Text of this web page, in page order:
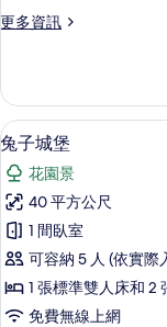
有
片
更多資訊
更
大
象
的
詳
情
顯
示
兔
子
城
堡
的
10
兔子城堡
花園景
40 平方公尺
1 間臥室
可容納 5 人 (依實際
1 張標準雙人床和 2
免費無線上網